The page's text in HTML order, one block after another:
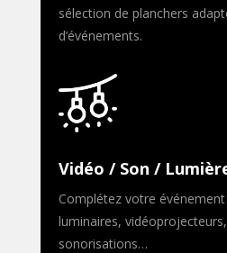
sélection de planchers
d’événements.
Vidéo / Son /
Complétez votre
luminaires,
sonorisations…